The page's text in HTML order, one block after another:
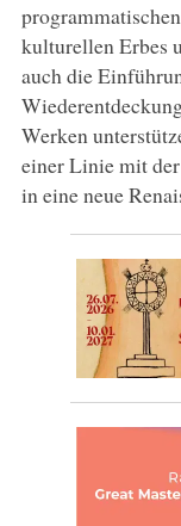
kulturellen Erbes
auch die
Werken
einer Linie mit
in eine neue